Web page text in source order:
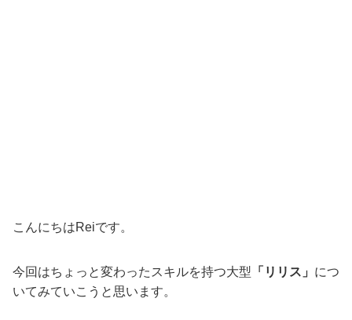
こんにちはReiです。
今回はちょっと変わったスキルを持つ大型 「リリス」 につ
いてみていこうと思います。